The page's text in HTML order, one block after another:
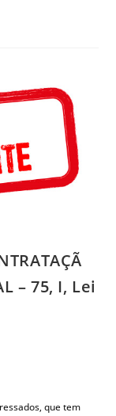
– 75, I, Lei
que tem